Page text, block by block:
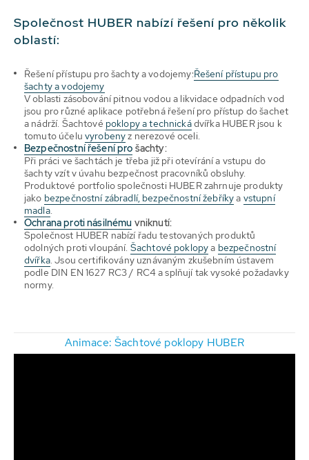
Společnost HUBER nabízí řešení pro několik
oblastí:
Řešení přístupu pro šachty a vodojemy:Řešení přístupu pro
šachty a vodojemy
V oblasti zásobování pitnou vodou a likvidace odpadních vod
jsou pro různé aplikace potřebná řešení pro přístup do šachet
a nádrží. Šachtové poklopy a technickádvířka HUBER jsou k
tomuto účelu vyrobenyz nerezové oceli.
Bezpečnostní řešení pro šachty:
Při práci ve šachtách je třeba již při otevírání a vstupu do
šachty vzít v úvahu bezpečnost pracovníků obsluhy.
Produktové portfolio společnosti HUBER zahrnuje produkty
jako bezpečnostní zábradlí, bezpečnostní žebříkya vstupní
madla.
Ochrana proti násilnému vniknutí:
Společnost HUBER nabízí řadu testovaných produktů
odolných proti vloupání. Šachtové poklopya bezpečnostní
dvířka. Jsou certifikovány uznávaným zkušebním ústavem
podle DIN EN 1627 RC3 / RC4 a splňují tak vysoké požadavky
normy.
Animace: Šachtové poklopy HUBER